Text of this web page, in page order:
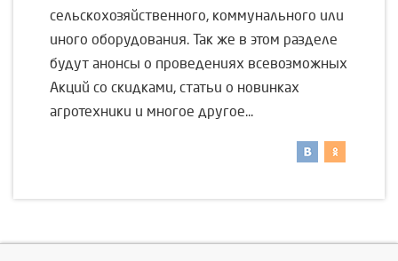
сельскохозяйственного, коммунального или
иного оборудования. Так же в этом разделе
будут анонсы о проведениях всевозможных
Акций со скидками, статьи о новинках
агротехники и многое другое...